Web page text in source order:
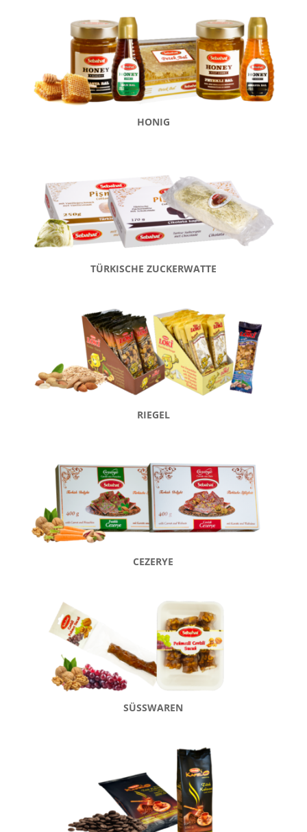
HONIG
TÜRKISCHE ZUCKERWATTE
RIEGEL
CEZERYE
SÜSSWAREN